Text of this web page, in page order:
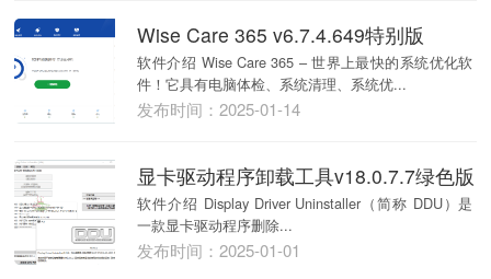
Wise Care 365 v6.7.4.649特别版
软件介绍 Wise Care 365 – 世界上最快的系统优化软
件！它具有电脑体检、系统清理、系统优...
发布时间：2025-01-14
显卡驱动程序卸载工具v18.0.7.7绿色版
软件介绍 Display Driver Uninstaller（简称 DDU）是
一款显卡驱动程序删除...
发布时间：2025-01-01